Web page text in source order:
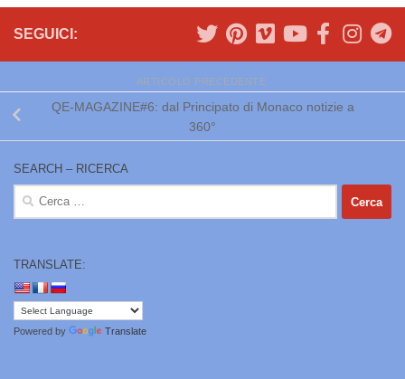
SEGUICI:
ARTICOLO PRECEDENTE
QE-MAGAZINE#6: dal Principato di Monaco notizie a
360°
SEARCH – RICERCA
Ricerca
per:
TRANSLATE:
Powered by Translate